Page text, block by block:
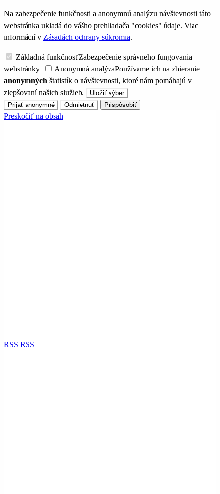
Na zabezpečenie funkčnosti a anonymnú analýzu návštevnosti táto
webstránka ukladá do vášho prehliadača "cookies" údaje. Viac
informácií v Zásadách ochrany súkromia.
Základná funkčnosťZabezpečenie správneho fungovania
webstránky.
Anonymná analýzaPoužívame ich na zbieranie
anonymných štatistík o návštevnosti, ktoré nám pomáhajú v
zlepšovaní našich služieb.
Uložiť výber
Prijať anonymné
Odmietnuť Prispôsobiť
Preskočiť na obsah
RSS RSS